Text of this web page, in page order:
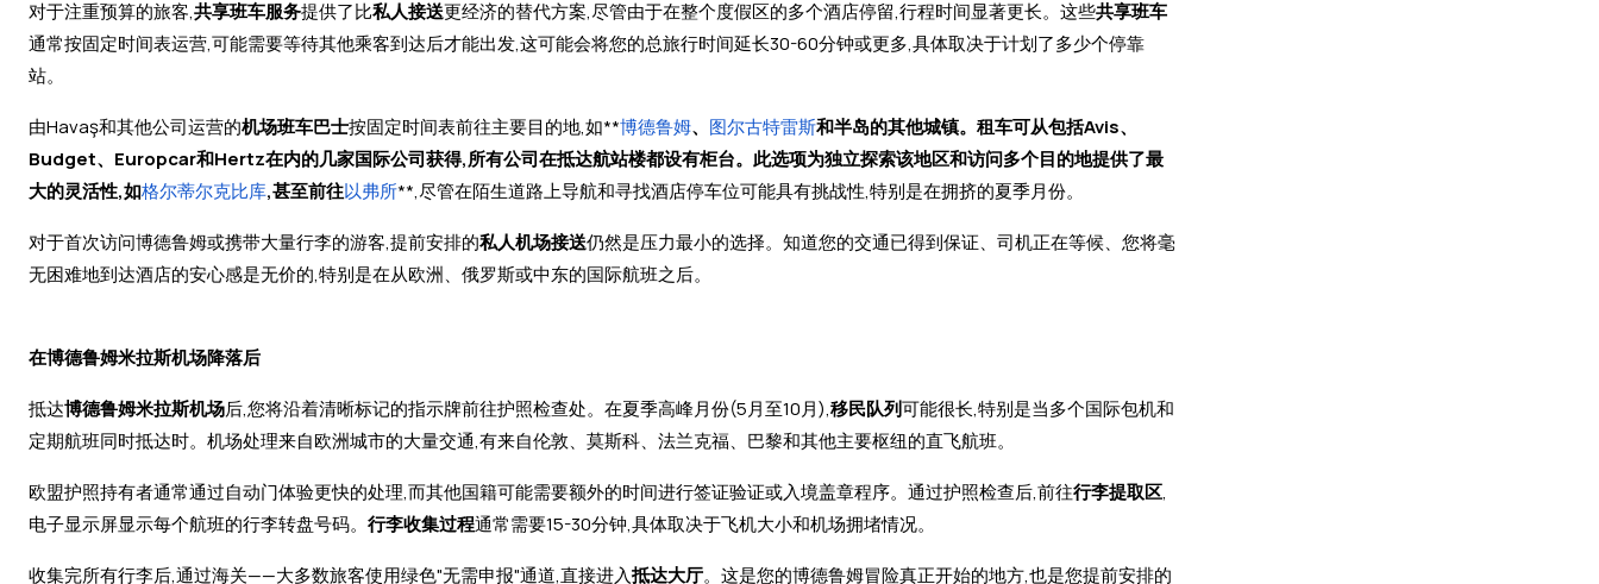
对于注重预算的旅客,共享班车服务提供了比私人接送更经济的替代方案,尽管由于在整个度假区的多个酒店停留,行程时间显著更长。这些共享班车
通常按固定时间表运营,可能需要等待其他乘客到达后才能出发,这可能会将您的总旅行时间延长30-60分钟或更多,具体取决于计划了多少个停靠
站。
由Havaş和其他公司运营的机场班车巴士按固定时间表前往主要目的地,如**博德鲁姆、 图尔古特雷斯和半岛的其他城镇。租车可从包括Avis、
Budget、Europcar和Hertz在内的几家国际公司获得,所有公司在抵达航站楼都设有柜台。此选项为独立探索该地区和访问多个目的地提供了最
大的灵活性,如格尔蒂尔克比库,甚至前往以弗所**,尽管在陌生道路上导航和寻找酒店停车位可能具有挑战性,特别是在拥挤的夏季月份。
对于首次访问博德鲁姆或携带大量行李的游客,提前安排的私人机场接送仍然是压力最小的选择。知道您的交通已得到保证、司机正在等候、您将毫
无困难地到达酒店的安心感是无价的,特别是在从欧洲、俄罗斯或中东的国际航班之后。
在博德鲁姆米拉斯机场降落后
抵达博德鲁姆米拉斯机场后,您将沿着清晰标记的指示牌前往护照检查处。在夏季高峰月份(5月至10月),移民队列可能很长,特别是当多个国际包机和
定期航班同时抵达时。机场处理来自欧洲城市的大量交通,有来自伦敦、莫斯科、法兰克福、巴黎和其他主要枢纽的直飞航班。
欧盟护照持有者通常通过自动门体验更快的处理,而其他国籍可能需要额外的时间进行签证验证或入境盖章程序。通过护照检查后,前往行李提取区,
电子显示屏显示每个航班的行李转盘号码。 行李收集过程通常需要15-30分钟,具体取决于飞机大小和机场拥堵情况。
收集完所有行李后,通过海关——大多数旅客使用绿色"无需申报"通道,直接进入抵达大厅。这是您的博德鲁姆冒险真正开始的地方,也是您提前安排的